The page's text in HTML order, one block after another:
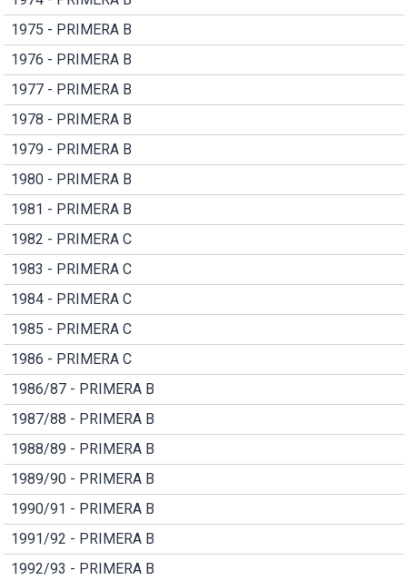
1975 - PRIMERA B
1976 - PRIMERA B
1977 - PRIMERA B
1978 - PRIMERA B
1979 - PRIMERA B
1980 - PRIMERA B
1981 - PRIMERA B
1982 - PRIMERA C
1983 - PRIMERA C
1984 - PRIMERA C
1985 - PRIMERA C
1986 - PRIMERA C
1986/87 - PRIMERA B
1987/88 - PRIMERA B
1988/89 - PRIMERA B
1989/90 - PRIMERA B
1990/91 - PRIMERA B
1991/92 - PRIMERA B
1992/93 - PRIMERA B